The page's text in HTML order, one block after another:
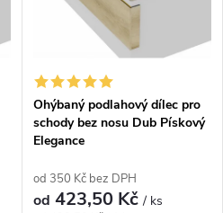
Ohýbaný podlahový dílec pro
schody bez nosu Dub Pískový
Elegance
od 350 Kč bez DPH
od 423,50 Kč/ ks